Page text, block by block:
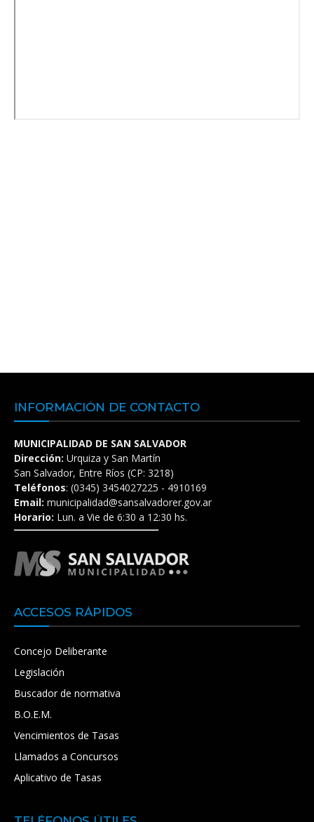
INFORMACIÓN DE CONTACTO
MUNICIPALIDAD DE SAN SALVADOR
Dirección: Urquiza y San Martín
San Salvador, Entre Ríos (CP: 3218)
Teléfonos: (0345) 3454027225 - 4910169
Email: municipalidad@sansalvadorer.gov.ar
Horario: Lun. a Vie de 6:30 a 12:30 hs.
ACCESOS RÁPIDOS
Concejo Deliberante
Legislación
Buscador de normativa
B.O.E.M.
Vencimientos de Tasas
Llamados a Concursos
Aplicativo de Tasas